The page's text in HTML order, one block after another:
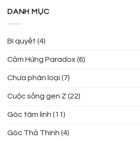
DANH MỤC
Bí quyết (4)
Cảm Hứng Paradox(6)
Chưa phân loại (7)
Cuộc sống gen Z (22)
Góc tâm linh (11)
Góc Thả Thính (4)